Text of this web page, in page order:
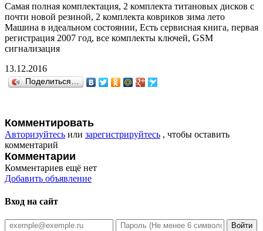
Самая полная комплектация, 2 комплекта титановых дисков с
почти новой резиной, 2 комплекта ковриков зима лето
Машина в идеальном состоянии, Есть сервисная книга, первая
регистрация 2007 год, все комплекты ключей, GSM
сигнализация
13.12.2016
Поделиться…
Комментировать
Авторизуйтесь или зарегистрируйтесь , чтобы оставить
комментарий
Комментарии
Комментариев ещё нет
Добавить объявление
Вход на сайт